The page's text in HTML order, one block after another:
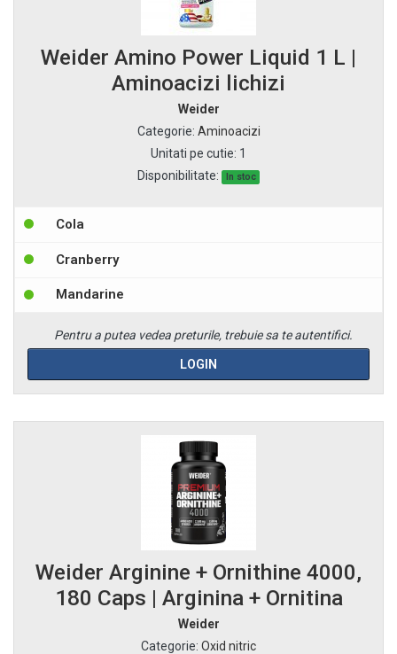
Weider Amino Power Liquid 1 L |
Aminoacizi lichizi
Weider
Categorie: Aminoacizi
Unitati pe cutie: 1
Disponibilitate:
In stoc
Cola
Cranberry
Mandarine
Pentru a putea vedea preturile, trebuie sa te autentifici.
LOGIN
Weider Arginine + Ornithine 4000,
180 Caps | Arginina + Ornitina
Weider
Categorie: Oxid nitric